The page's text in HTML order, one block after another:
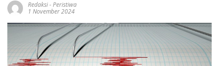
Redaksi-Peristiwa
1 November 2024